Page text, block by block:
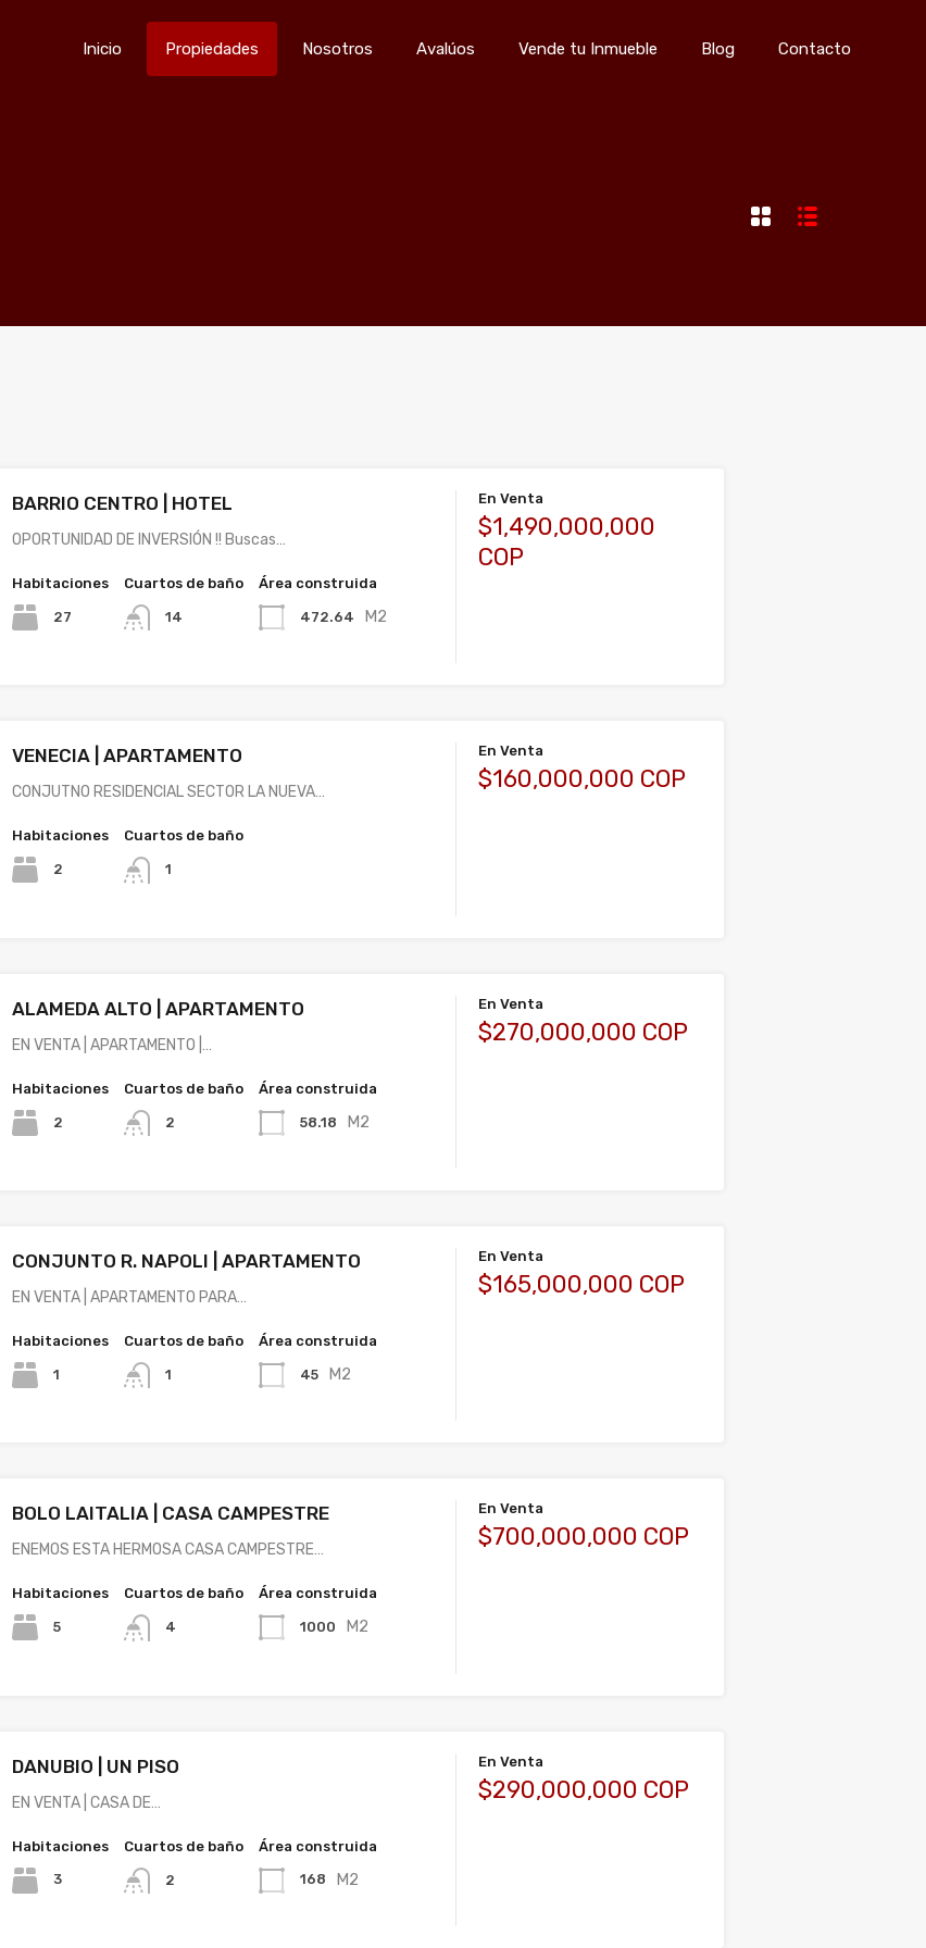
Inicio Propiedades Nosotros Avalúos Vende tu Inmueble Blog Contacto
Inicio Propiedades Nosotros Avalúos Vende tu Inmueble Blog Contacto
BARRIO CENTRO | HOTEL
OPORTUNIDAD DE INVERSIÓN !! Buscas…
Habitaciones
27
Cuartos de baño
14
Área construida
472.64 M2
En Venta
$1,490,000,000
COP
VENECIA | APARTAMENTO
CONJUTNO RESIDENCIAL SECTOR LA NUEVA…
Habitaciones
2
Cuartos de baño
1
En Venta
$160,000,000 COP
ALAMEDA ALTO | APARTAMENTO
EN VENTA | APARTAMENTO |…
Habitaciones
2
Cuartos de baño
2
Área construida
58.18 M2
En Venta
$270,000,000 COP
CONJUNTO R. NAPOLI | APARTAMENTO
EN VENTA | APARTAMENTO PARA…
Habitaciones
1
Cuartos de baño
1
Área construida
45 M2
En Venta
$165,000,000 COP
BOLO LAITALIA | CASA CAMPESTRE
ENEMOS ESTA HERMOSA CASA CAMPESTRE…
Habitaciones
5
Cuartos de baño
4
Área construida
1000 M2
En Venta
$700,000,000 COP
DANUBIO | UN PISO
EN VENTA | CASA DE…
Habitaciones
3
Cuartos de baño
2
Área construida
168 M2
En Venta
$290,000,000 COP